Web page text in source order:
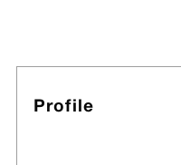
Profile